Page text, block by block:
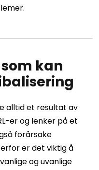
kan
alltid et resultat av
er og lenker på et
forårsake
er det viktig å
og uvanlige